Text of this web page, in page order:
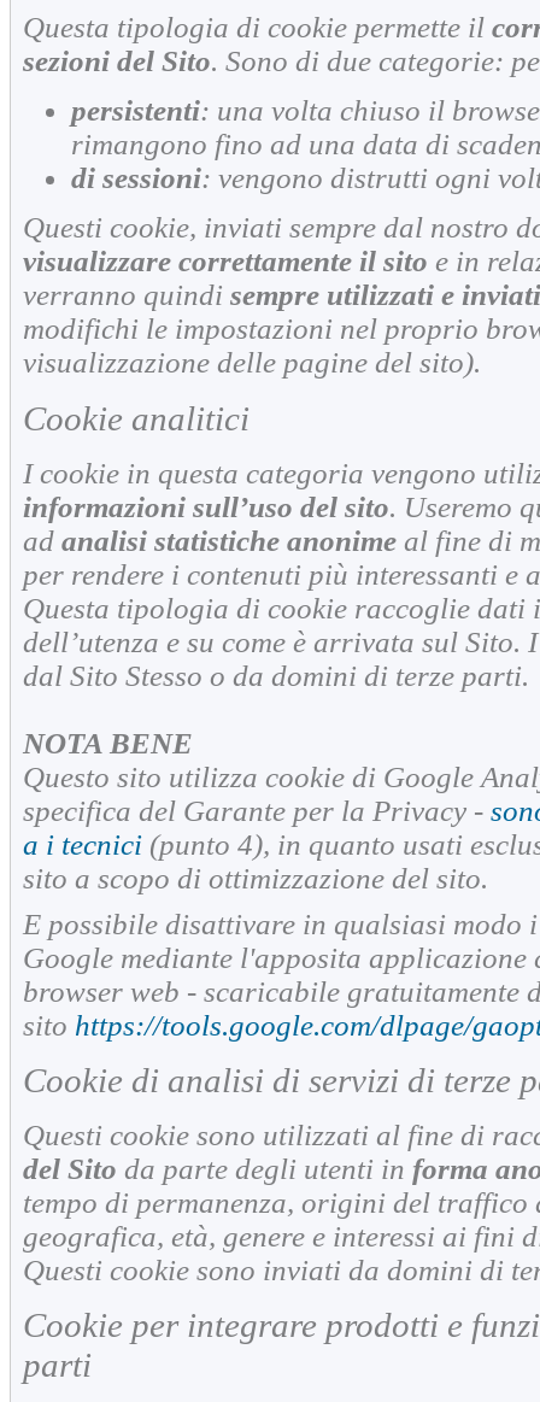
Questa tipologia di cookie permette il
sezioni del Sito. Sono di due categorie:
persistenti: una volta chiuso il
rimangono fino ad una data di
di sessioni: vengono distrutti ogni
Questi cookie, inviati sempre dal nostro
visualizzare correttamente il sito e in
verranno quindi sempre utilizzati e inviati
modifichi le impostazioni nel proprio
visualizzazione delle pagine del sito).
Cookie analitici
I cookie in questa categoria vengono
informazioni sull’uso del sito. Useremo
ad analisi statistiche anonime al fine di
per rendere i contenuti più interessanti e
Questa tipologia di cookie raccoglie dati
dell’utenza e su come è arrivata sul
dal Sito Stesso o da domini di terze parti.
NOTA BENE
Questo sito utilizza cookie di Google
specifica del Garante per la Privacy -
a i tecnici (punto 4), in quanto usati
sito a scopo di ottimizzazione del sito.
E possibile disattivare in qualsiasi
Google mediante l'apposita
browser web - scaricabile gratuitamente
sito https://tools.google.com/dlpage/
Cookie di analisi di servizi di terze
Questi cookie sono utilizzati al fine di
del Sito da parte degli utenti in forma
tempo di permanenza, origini del traffico
geografica, età, genere e interessi ai fini
Questi cookie sono inviati da domini di
Cookie per integrare prodotti e
parti